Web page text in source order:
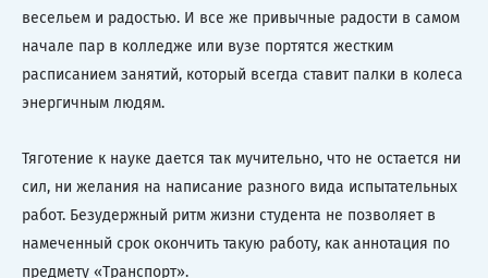
весельем и радостью. И все же привычные радости в самом
начале пар в колледже или вузе портятся жестким
расписанием занятий, который всегда ставит палки в колеса
энергичным людям.
Тяготение к науке дается так мучительно, что не остается ни
сил, ни желания на написание разного вида испытательных
работ. Безудержный ритм жизни студента не позволяет в
намеченный срок окончить такую работу, как аннотация по
предмету «Транспорт».